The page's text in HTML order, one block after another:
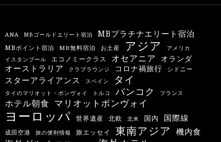
ANA MBゴールドエリート宿泊 MBプラチナエリート宿泊
MBポイント宿泊 MB無料宿泊 お土産 アジア アメリカ
イスタンブール エコノミークラス オセアニア オランダ
オーストラリア クラブラウンジ コロナ禍旅行 シドニー
スターアライアンス スペイン タイ
タイのマリオット・ボンヴォイ トルコ バンコク フランス
ホテル朝食 マリオットボンヴォイ
ヨーロッパ 世界遺産 北欧 北米 国内 国際線
成田空港 旅の便利情報 旅エッセイ 東南アジア 機内食